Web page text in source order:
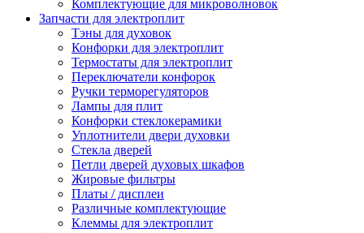
Комплектующие для микроволновок
Запчасти для электроплит
Тэны для духовок
Конфорки для электроплит
Термостаты для электроплит
Переключатели конфорок
Ручки терморегуляторов
Лампы для плит
Конфорки стеклокерамики
Уплотнители двери духовки
Стекла дверей
Петли дверей духовых шкафов
Жировые фильтры
Платы / дисплеи
Различные комплектующие
Клеммы для электроплит